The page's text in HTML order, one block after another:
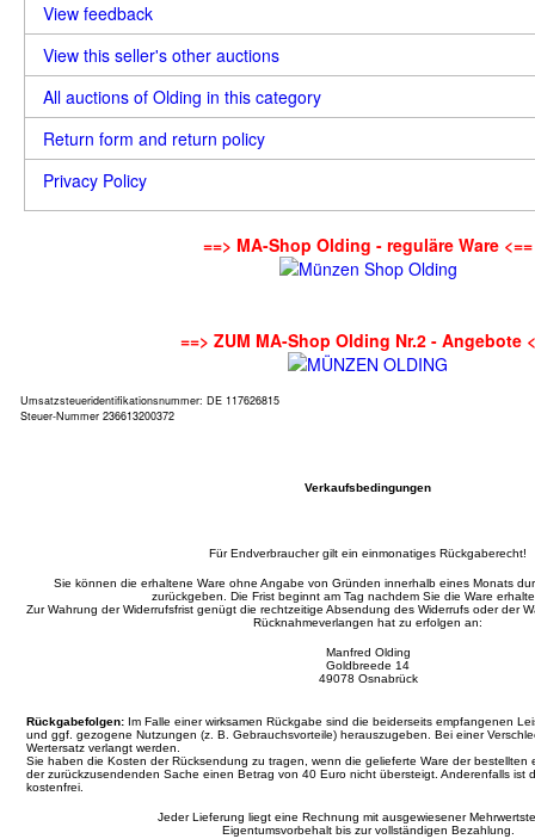
View feedback
View this seller's other auctions
All auctions of Olding in this category
Return form and return policy
Privacy Policy
==> MA-Shop Olding - reguläre Ware <==
==> ZUM MA-Shop Olding Nr.2 - Angebote
Umsatzsteueridentifikationsnummer: DE 117626815
Steuer-Nummer 236613200372
Verkaufsbedingungen
Für Endverbraucher gilt ein einmonatiges Rückgaberecht!
Sie können die erhaltene Ware ohne Angabe von Gründen innerhalb eines Monats
zurückgeben. Die Frist beginnt am Tag nachdem Sie die Ware
Zur Wahrung der Widerrufsfrist genügt die rechtzeitige Absendung des Widerrufs oder der
Rücknahmeverlangen hat zu erfolgen an:
Manfred Olding
Goldbreede 14
49078 Osnabrück
Rückgabefolgen: Im Falle einer wirksamen Rückgabe sind die beiderseits empfangenen
und ggf. gezogene Nutzungen (z. B. Gebrauchsvorteile) herauszugeben. Bei einer
Wertersatz verlangt werden.
Sie haben die Kosten der Rücksendung zu tragen, wenn die gelieferte Ware der bestellten
der zurückzusendenden Sache einen Betrag von 40 Euro nicht übersteigt. Anderenfalls ist
kostenfrei.
Jeder Lieferung liegt eine Rechnung mit ausgewiesener
Eigentumsvorbehalt bis zur vollständigen Bezahlung.